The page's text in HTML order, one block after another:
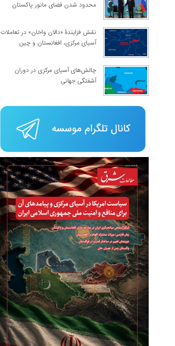
محدود شدن فضای مانور پاکستان
نقش فزایندۀ «دالان واخان» در تعاملات
آسیای مرکزی، افغانستان و چین
چالش‌های آسیای مرکزی در دوران
آشفتگی جهانی